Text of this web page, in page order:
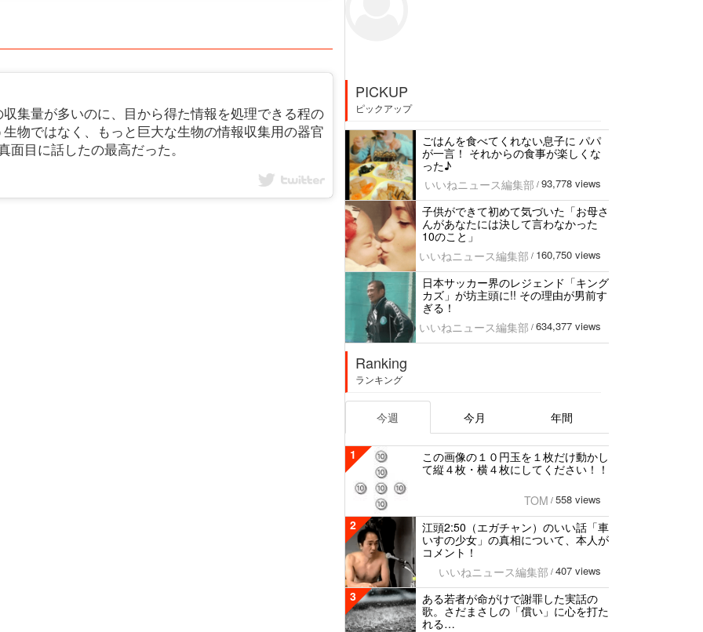
集量が多いのに、目から得た情報を処理できる程の
物ではなく、もっと巨大な生物の情報収集用の器官
目に話したの最高だった。
PICKUP
ピックアップ
ごはんを食べてくれない息子に パパ
が一言！ それからの食事が楽しくな
った♪
いいねニュース編集部 / 93,778 views
子供ができて初めて気づいた「お母さ
んがあなたには決して言わなかった
10のこと」
いいねニュース編集部 / 160,750 views
日本サッカー界のレジェンド「キング
カズ」が坊主頭に!! その理由が男前す
ぎる！
いいねニュース編集部 / 634,377 views
Ranking
ランキング
今週 今月 年間
1
この画像の１０円玉を１枚だけ動かし
て縦４枚・横４枚にしてください！！
TOM / 558 views
2
江頭2:50（エガチャン）のいい話「車
いすの少女」の真相について、本人が
コメント！
いいねニュース編集部 / 407 views
3
ある若者が命がけで謝罪した実話の
歌。さだまさしの「償い」に心を打た
れる…